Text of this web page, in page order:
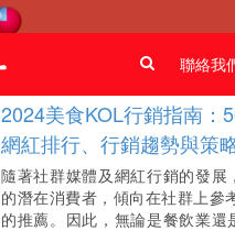
聯絡我
2024美食KOL行銷指南：
網紅排行、行銷趨勢與策
隨著社群媒體及網紅行銷的發展
的潛在消費者，傾向在社群上參
的推薦。因此，無論是餐飲業還